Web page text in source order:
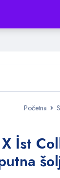
Početna
İst